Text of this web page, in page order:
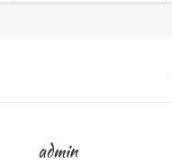
admin